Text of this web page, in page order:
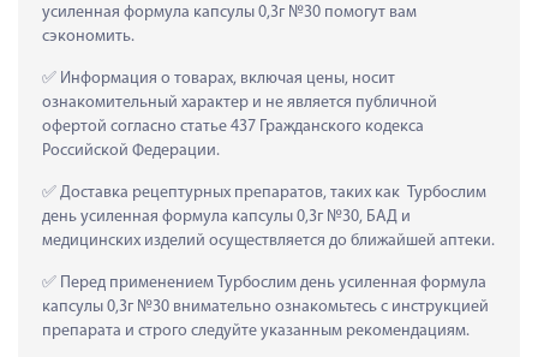
усиленная формула капсулы 0,3г №30 помогут вам
сэкономить.
Информация о товарах, включая цены, носит
ознакомительный характер и не является публичной
офертой согласно статье 437 Гражданского кодекса
Российской Федерации.
Доставка рецептурных препаратов, таких как  Турбослим
день усиленная формула капсулы 0,3г №30, БАД и
медицинских изделий осуществляется до ближайшей аптеки.
Перед применением Турбослим день усиленная формула
капсулы 0,3г №30 внимательно ознакомьтесь с инструкцией
препарата и строго следуйте указанным рекомендациям.